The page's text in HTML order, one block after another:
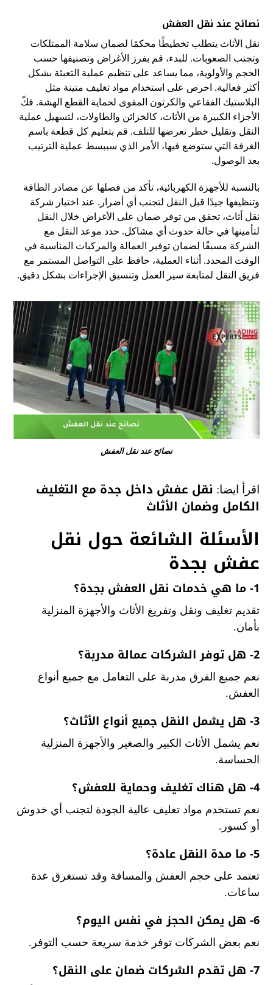
نصائح عند نقل العفش
نقل الأثاث يتطلب تخطيطًا محكمًا لضمان سلامة الممتلكات
وتجنب الصعوبات. للبدء، قم بفرز الأغراض وتصنيفها حسب
الحجم والأولوية، مما يساعد على تنظيم عملية التعبئة بشكل
أكثر فعالية. احرص على استخدام مواد تغليف متينة مثل
البلاستيك الفقاعي والكرتون المقوى لحماية القطع الهشة. فكّ
الأجزاء الكبيرة من الأثاث، كالخزائن والطاولات، لتسهيل عملية
النقل وتقليل خطر تعرضها للتلف. قم بتعليم كل قطعة باسم
الغرفة التي ستوضع فيها، الأمر الذي سيبسط عملية الترتيب
بعد الوصول.
بالنسبة للأجهزة الكهربائية، تأكد من فصلها عن مصادر الطاقة
وتنظيفها جيدًا قبل النقل لتجنب أي أضرار. عند اختيار شركة
نقل أثاث، تحقق من توفر ضمان على الأغراض خلال النقل
لتأمينها في حالة حدوث أي مشاكل. حدد موعد النقل مع
الشركة مسبقًا لضمان توفير العمالة والمركبات المناسبة في
الوقت المحدد. أثناء العملية، حافظ على التواصل المستمر مع
فريق النقل لمتابعة سير العمل وتنسيق الإجراءات بشكل دقيق.
نصائح عند نقل العفش
اقرأ ايضا: نقل عفش داخل جدة مع التغليف
الكامل وضمان الأثاث
الأسئلة الشائعة حول نقل
عفش بجدة
1- ما هي خدمات نقل العفش بجدة؟
تقديم تغليف ونقل وتفريغ الأثاث والأجهزة المنزلية
بأمان.
2- هل توفر الشركات عمالة مدربة؟
نعم جميع الفرق مدربة على التعامل مع جميع أنواع
العفش.
3- هل يشمل النقل جميع أنواع الأثاث؟
نعم يشمل الأثاث الكبير والصغير والأجهزة المنزلية
الحساسة.
4- هل هناك تغليف وحماية للعفش؟
نعم تستخدم مواد تغليف عالية الجودة لتجنب أي خدوش
أو كسور.
5- ما مدة النقل عادة؟
تعتمد على حجم العفش والمسافة وقد تستغرق عدة
ساعات.
6- هل يمكن الحجز في نفس اليوم؟
نعم بعض الشركات توفر خدمة سريعة حسب التوفر.
7- هل تقدم الشركات ضمان على النقل؟